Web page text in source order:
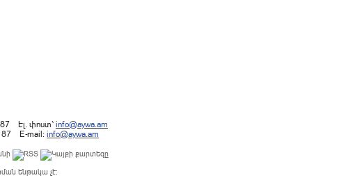
87 Էլ. փոստ՝ info@aywa.am
87 E-mail: info@aywa.am
ենթակա չէ: